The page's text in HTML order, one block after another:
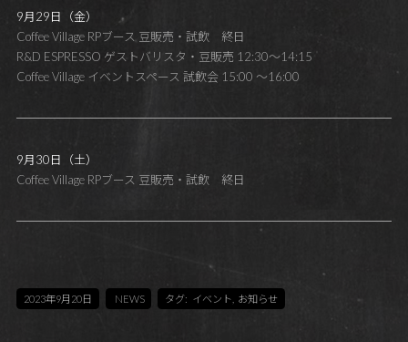
9月29日（金）
Coffee Village RPブース 豆販売・試飲 終日
R&D ESPRESSO ゲストバリスタ・豆販売 12:30～14:15
Coffee Village イベントスペース 試飲会 15:00 ～16:00
9月30日（土）
Coffee Village RPブース 豆販売・試飲 終日
2023年9月20日 NEWS タグ: イベント お知らせ